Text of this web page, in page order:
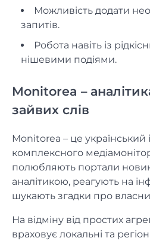
Можливість додати
запитів.
Робота навіть із
нішевими подіями.
Monitorea –
зайвих слів
Monitorea – це український
комплексного
полюбляють портали
аналітикою, реагують на
шукають згадки про
На відміну від простих
враховує локальні та